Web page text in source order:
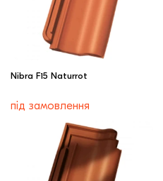
Nibra F15 Naturrot
під замовлення